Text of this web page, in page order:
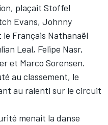
plaçait Stoffel
Evans, Johnny
Français Nathanaël
Leal, Felipe Nasr,
et Marco Sorensen.
au classement, le
au ralenti sur le circuit
menait la danse